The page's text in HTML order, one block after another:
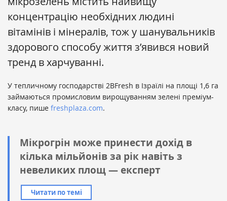
концентрацію необхідних людині
вітамінів і мінералів, тож у шанувальників
здорового способу життя з’явився новий
тренд в харчуванні.
У тепличному господарстві 2BFresh в Ізраїлі на площі 1,6 га
займаються промисловим вирощуванням зелені преміум-
класу, пише freshplaza.com.
Мікрогрін може принести дохід в
кілька мільйонів за рік навіть з
невеликих площ — експерт
Читати по темі